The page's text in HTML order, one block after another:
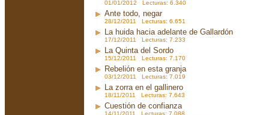
01/01/2012 Lecturas: 6.340
Ante todo, negar
28/12/2011 Lecturas: 6.651
La huida hacia adelante de Gallardón
17/12/2011 Lecturas: 7.233
La Quinta del Sordo
15/12/2011 Lecturas: 7.170
Rebelión en esta granja
03/12/2011 Lecturas: 7.019
La zorra en el gallinero
18/11/2011 Lecturas: 7.643
Cuestión de confianza
14/11/2011 Lecturas: 7.088